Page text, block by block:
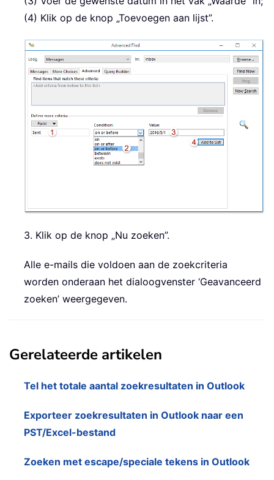
(4) Klik op de knop „Toevoegen aan lijst”.
3. Klik op de knop „Nu zoeken”.
Alle e-mails die voldoen aan de zoekcriteria
worden onderaan het dialoogvenster ‘Geavanceerd
zoeken’ weergegeven.
Gerelateerde artikelen
Tel het totale aantal zoekresultaten in Outlook
Exporteer zoekresultaten in Outlook naar een
PST/Excel-bestand
Zoeken met escape/speciale tekens in Outlook